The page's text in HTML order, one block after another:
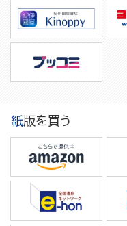
紙版を買う